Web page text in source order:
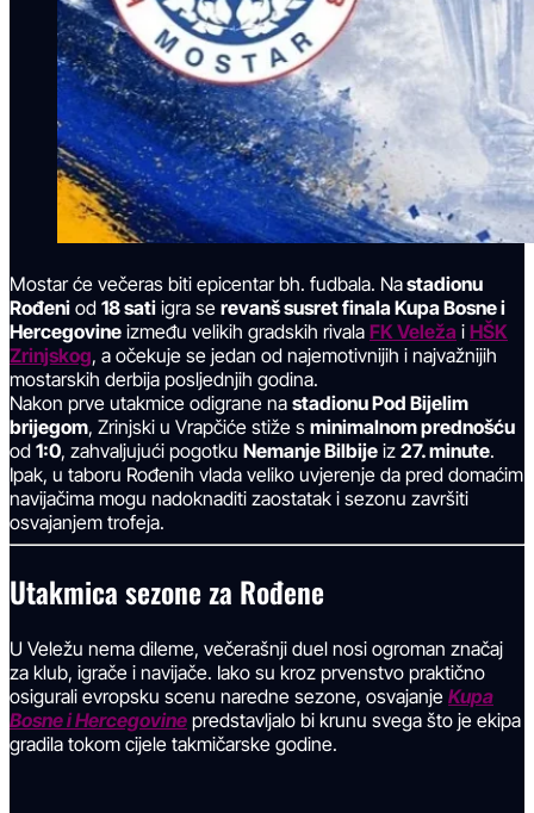
Mostar će večeras biti epicentar bh. fudbala. Nastadionu
Rođeni od 18 sati igra se revanš susret finala Kupa Bosne i
Hercegovine između velikih gradskih rivala FK Veleža i HŠK
Zrinjskog, a očekuje se jedan od najemotivnijih i najvažnijih
mostarskih derbija posljednjih godina.
Nakon prve utakmice odigrane na stadionu Pod Bijelim
brijegom, Zrinjski u Vrapčiće stiže s minimalnom prednošću
od 1:0, zahvaljujući pogotku Nemanje Bilbije iz 27. minute.
Ipak, u taboru Rođenih vlada veliko uvjerenje da pred domaćim
navijačima mogu nadoknaditi zaostatak i sezonu završiti
osvajanjem trofeja.
Utakmica sezone za Rođene
U Veležu nema dileme, večerašnji duel nosi ogroman značaj
za klub, igrače i navijače. Iako su kroz prvenstvo praktično
osigurali evropsku scenu naredne sezone, osvajanje Kupa
Bosne i Hercegovine predstavljalo bi krunu svega što je ekipa
gradila tokom cijele takmičarske godine.